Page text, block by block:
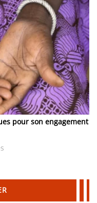
pour son engagement